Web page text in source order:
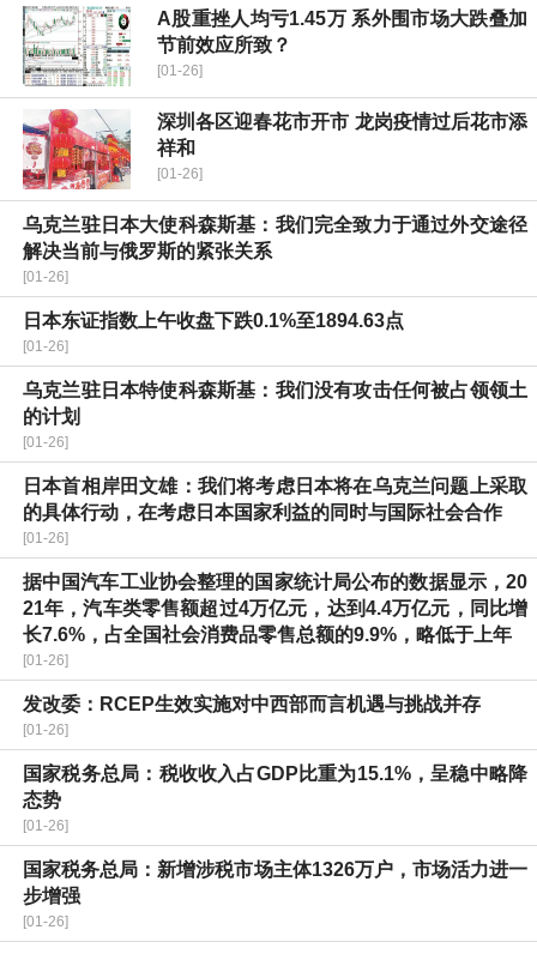
A股重挫人均亏1.45万 系外围市场大跌叠加
节前效应所致？
[01-26]
深圳各区迎春花市开市 龙岗疫情过后花市添
祥和
[01-26]
乌克兰驻日本大使科森斯基：我们完全致力于通过外交途径
解决当前与俄罗斯的紧张关系
[01-26]
日本东证指数上午收盘下跌0.1%至1894.63点
[01-26]
乌克兰驻日本特使科森斯基：我们没有攻击任何被占领领土
的计划
[01-26]
日本首相岸田文雄：我们将考虑日本将在乌克兰问题上采取
的具体行动，在考虑日本国家利益的同时与国际社会合作
[01-26]
据中国汽车工业协会整理的国家统计局公布的数据显示，20
21年，汽车类零售额超过4万亿元，达到4.4万亿元，同比增
长7.6%，占全国社会消费品零售总额的9.9%，略低于上年
[01-26]
发改委：RCEP生效实施对中西部而言机遇与挑战并存
[01-26]
国家税务总局：税收收入占GDP比重为15.1%，呈稳中略降
态势
[01-26]
国家税务总局：新增涉税市场主体1326万户，市场活力进一
步增强
[01-26]